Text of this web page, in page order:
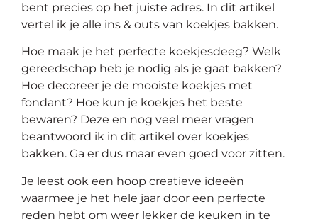
Producten
op
Maatwerk
Cursussen
Gratis
Outlet
bent precies op het juiste adres. In dit artikel
vertel ik je alle ins & outs van koekjes bakken.
Hoe maak je het perfecte koekjesdeeg? Welk
gereedschap heb je nodig als je gaat bakken?
Hoe decoreer je de mooiste koekjes met
fondant? Hoe kun je koekjes het beste
bewaren? Deze en nog veel meer vragen
beantwoord ik in dit artikel over koekjes
bakken. Ga er dus maar even goed voor zitten.
Je leest ook een hoop creatieve ideeën
waarmee je het hele jaar door een perfecte
reden hebt om weer lekker de keuken in te